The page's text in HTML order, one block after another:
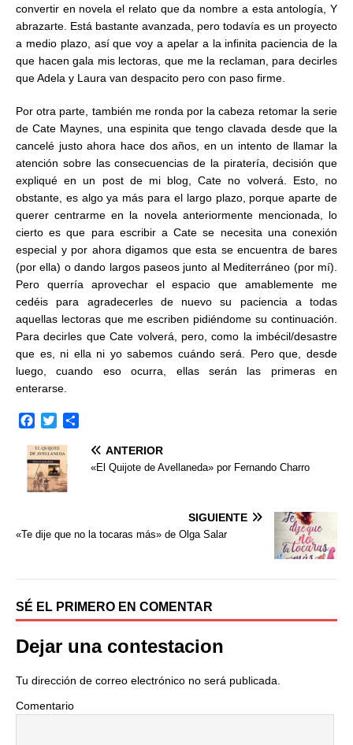
convertir en novela el relato que da nombre a esta antología, Y
abrazarte. Está bastante avanzada, pero todavía es un proyecto
a medio plazo, así que voy a apelar a la infinita paciencia de la
que hacen gala mis lectoras, que me la reclaman, para decirles
que Adela y Laura van despacito pero con paso firme.
Por otra parte, también me ronda por la cabeza retomar la serie
de Cate Maynes, una espinita que tengo clavada desde que la
cancelé justo ahora hace dos años, en un intento de llamar la
atención sobre las consecuencias de la piratería, decisión que
expliqué en un post de mi blog, Cate no volverá. Esto, no
obstante, es algo ya más para el largo plazo, porque aparte de
querer centrarme en la novela anteriormente mencionada, lo
cierto es que para escribir a Cate se necesita una conexión
especial y por ahora digamos que esta se encuentra de bares
(por ella) o dando largos paseos junto al Mediterráneo (por mí).
Pero querría aprovechar el espacio que amablemente me
cedéis para agradecerles de nuevo su paciencia a todas
aquellas lectoras que me escriben pidiéndome su continuación.
Para decirles que Cate volverá, pero, como la imbécil/desastre
que es, ni ella ni yo sabemos cuándo será. Pero que, desde
luego, cuando eso ocurra, ellas serán las primeras en
enterarse.
c
e
b
k
i
t
t
i
ANTERIOR
«El Quijote de Avellaneda» por Fernando Charro
SIGUIENTE
«Te dije que no la tocaras más» de Olga Salar
SÉ EL PRIMERO EN COMENTAR
Dejar una contestacion
Tu dirección de correo electrónico no será publicada.
Comentario